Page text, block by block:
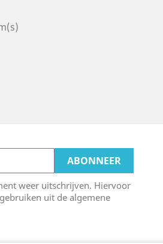
weer uitschrijven. Hiervoor
uit de algemene